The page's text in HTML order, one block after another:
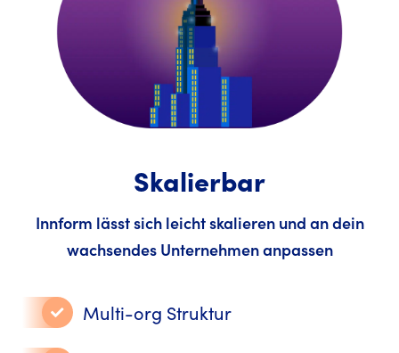
Skalierbar
Innform lässt sich leicht skalieren und an dein
wachsendes Unternehmen anpassen
Multi-org Struktur